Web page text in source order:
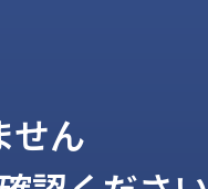
せん